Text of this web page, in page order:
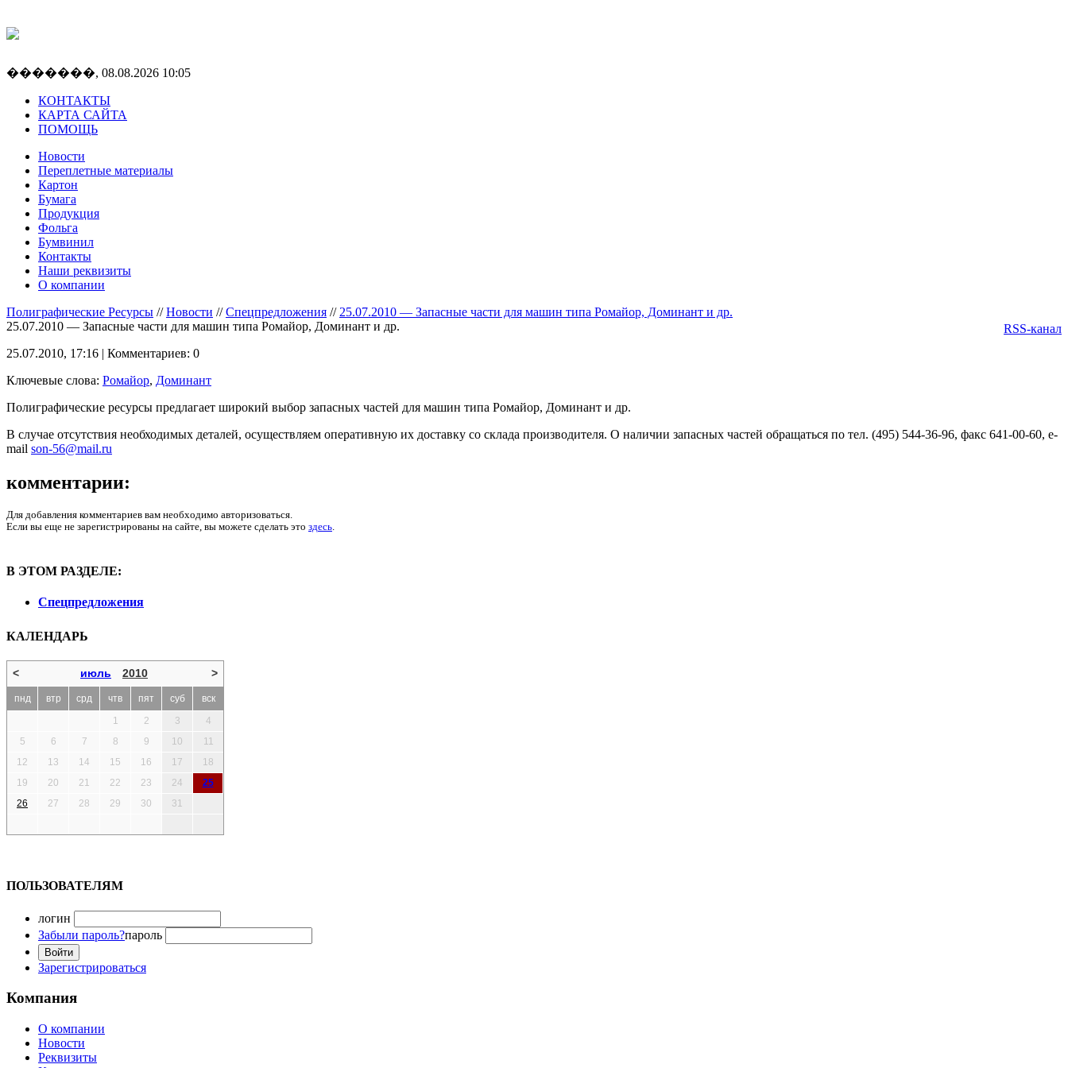
�������, 08.08.2026 10:05
КОНТАКТЫ
КАРТА САЙТА
ПОМОЩЬ
Новости
Переплетные материалы
Картон
Бумага
Продукция
Фольга
Бумвинил
Контакты
Наши реквизиты
О компании
Полиграфические Ресурсы //Новости //Спецпредложения // 25.07.2010 — Запасные части для машин типа Ромайор, Доминант и др.
RSS-канал
25.07.2010 — Запасные части для машин типа Ромайор, Доминант и др.
25.07.2010, 17:16 | Комментариев: 0
Ключевые слова: Ромайор, Доминант
Полиграфические ресурсы предлагает широкий выбор запасных частей для машин типа Ромайор, Доминант и др.
В случае отсутствия необходимых деталей, осуществляем оперативную их доставку со склада производителя. О наличии запасных частей обращаться по тел. (495) 544-36-96, факс 641-00-60, e-
mail son-56@mail.ru
комментарии:
Для добавления комментариев вам необходимо авторизоваться.
Если вы еще не зарегистрированы на сайте, вы можете сделать это здесь
В ЭТОМ РАЗДЕЛЕ:
Спецпредложения
КАЛЕНДАРЬ
< июль 2010 >
пнд втр срд чтв пят суб
вск
1
2 3
4
5
6 7 8 9 10
11
12
13 14 15 16 17
18
19
20 21 22 23 24
25
26
27 28 29 30 31
ПОЛЬЗОВАТЕЛЯМ
логин
Забыли пароль?пароль
Зарегистрироваться
Компания
О компании
Новости
Реквизиты